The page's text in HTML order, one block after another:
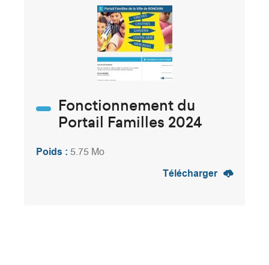
Fonctionnement du
Portail Familles 2024
Poids : 5.75 Mo
Télécharger